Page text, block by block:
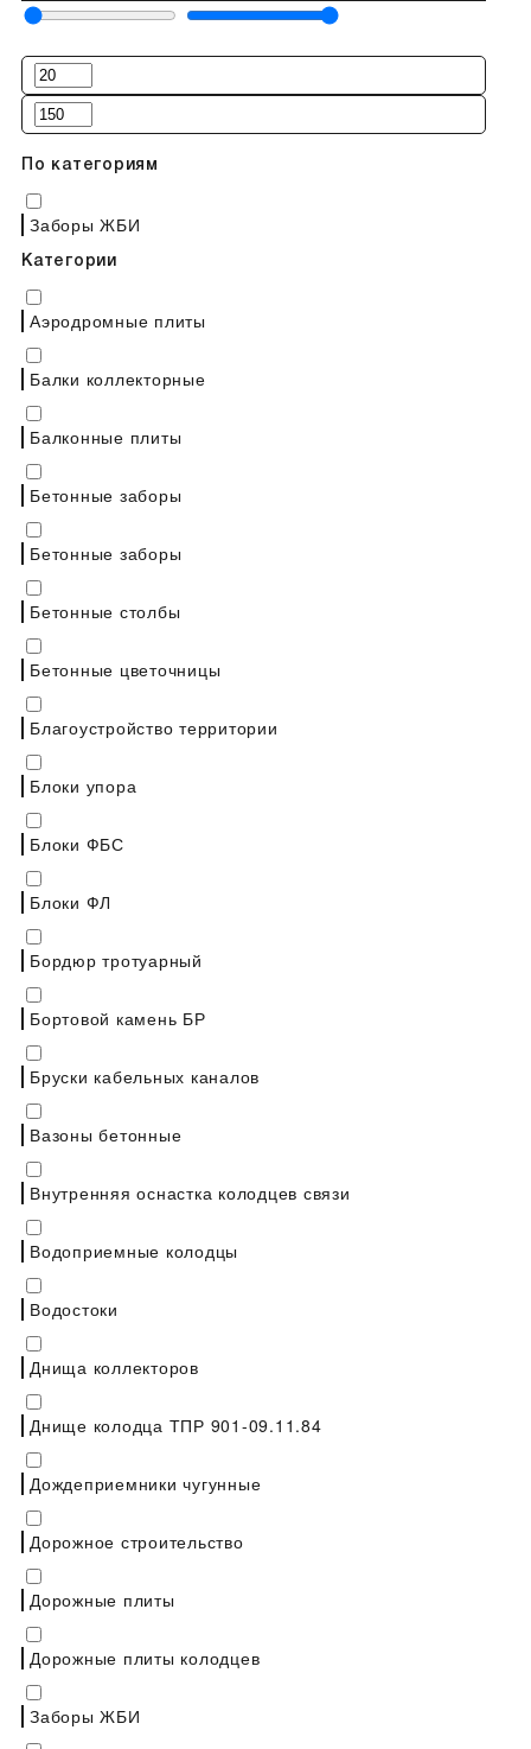
По категориям
Заборы ЖБИ
Категории
Аэродромные плиты
Балки коллекторные
Балконные плиты
Бетонные заборы
Бетонные заборы
Бетонные столбы
Бетонные цветочницы
Благоустройство территории
Блоки упора
Блоки ФБС
Блоки ФЛ
Бордюр тротуарный
Бортовой камень БР
Бруски кабельных каналов
Вазоны бетонные
Внутренняя оснастка колодцев связи
Водоприемные колодцы
Водостоки
Днища коллекторов
Днище колодца ТПР 901-09.11.84
Дождеприемники чугунные
Дорожное строительство
Дорожные плиты
Дорожные плиты колодцев
Заборы ЖБИ